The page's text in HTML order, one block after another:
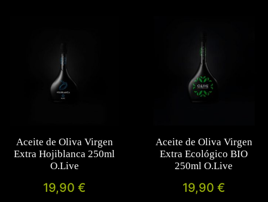
Aceite de Oliva Virgen
Extra Hojiblanca 250ml
O.Live
19,90 €
Aceite de Oliva Virgen
Extra Ecológico BIO
250ml O.Live
19,90 €